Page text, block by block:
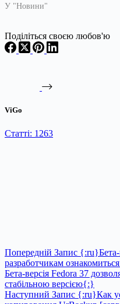
У "Новини"
Поділіться своєю любов'ю
ViGo
Статті: 1263
Попередній Запис {:ru}Бета-
разработчикам
Бета-версія Fedora 37
стабільною версією{:}
Наступний Запис {:ru}Как